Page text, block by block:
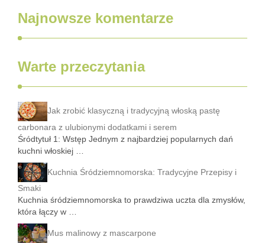
Najnowsze komentarze
Warte przeczytania
Jak zrobić klasyczną i tradycyjną włoską pastę
carbonara z ulubionymi dodatkami i serem
Śródtytuł 1: Wstęp Jednym z najbardziej popularnych dań
kuchni włoskiej …
Kuchnia Śródziemnomorska: Tradycyjne Przepisy i
Smaki
Kuchnia śródziemnomorska to prawdziwa uczta dla zmysłów,
która łączy w …
Mus malinowy z mascarpone